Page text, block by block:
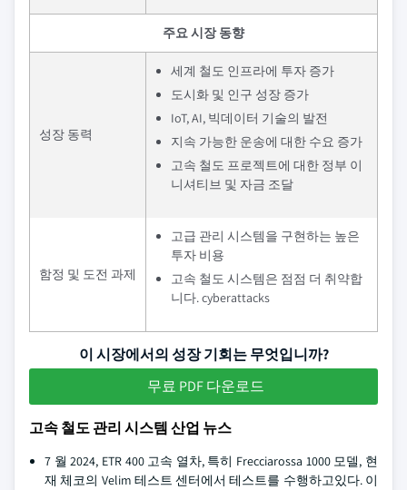
주요 시장 동향
성장 동력
세계 철도 인프라에 투자 증가
도시화 및 인구 성장 증가
IoT, AI, 빅데이터 기술의 발전
지속 가능한 운송에 대한 수요 증가
고속 철도 프로젝트에 대한 정부 이
니셔티브 및 자금 조달
함정 및 도전 과제
고급 관리 시스템을 구현하는 높은
투자 비용
고속 철도 시스템은 점점 더 취약합
니다. cyberattacks
이 시장에서의 성장 기회는 무엇입니까?
무료 PDF 다운로드
고속 철도 관리 시스템 산업 뉴스
7 월 2024, ETR 400 고속 열차, 특히 Frecciarossa 1000 모델, 현
재 체코의 Velim 테스트 센터에서 테스트를 수행하고있다. 이